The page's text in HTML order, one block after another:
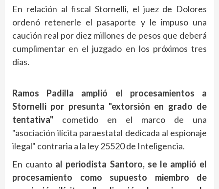
En relación al fiscal Stornelli, el juez de Dolores
ordenó retenerle el pasaporte y le impuso una
caución real por diez millones de pesos que deberá
cumplimentar en el juzgado en los próximos tres
días.
Ramos Padilla amplió el procesamientos a
Stornelli por presunta "extorsión en grado de
tentativa" cometido en el marco de una
"asociación ilícita paraestatal dedicada al espionaje
ilegal" contraria a la ley 25520 de Inteligencia.
En cuanto al periodista Santoro, se le amplió el
procesamiento como supuesto miembro de